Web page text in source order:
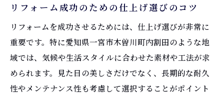
ント
補助金申請でリフォーム費用を賢く抑える
方法
リフォーム補助金の利用で工事負担を軽減
補助金とリフォーム計画の上手な組み合わ
リフォーム成功のための仕上げ選びのコツ
リフォームを成功させるためには、仕上げ選びが非常に
重要です。特に愛知県一宮市木曽川町内割田のような地
域では、気候や生活スタイルに合わせた素材や工法が求
められます。見た目の美しさだけでなく、長期的な耐久
性やメンテナンス性も考慮して選択することがポイント